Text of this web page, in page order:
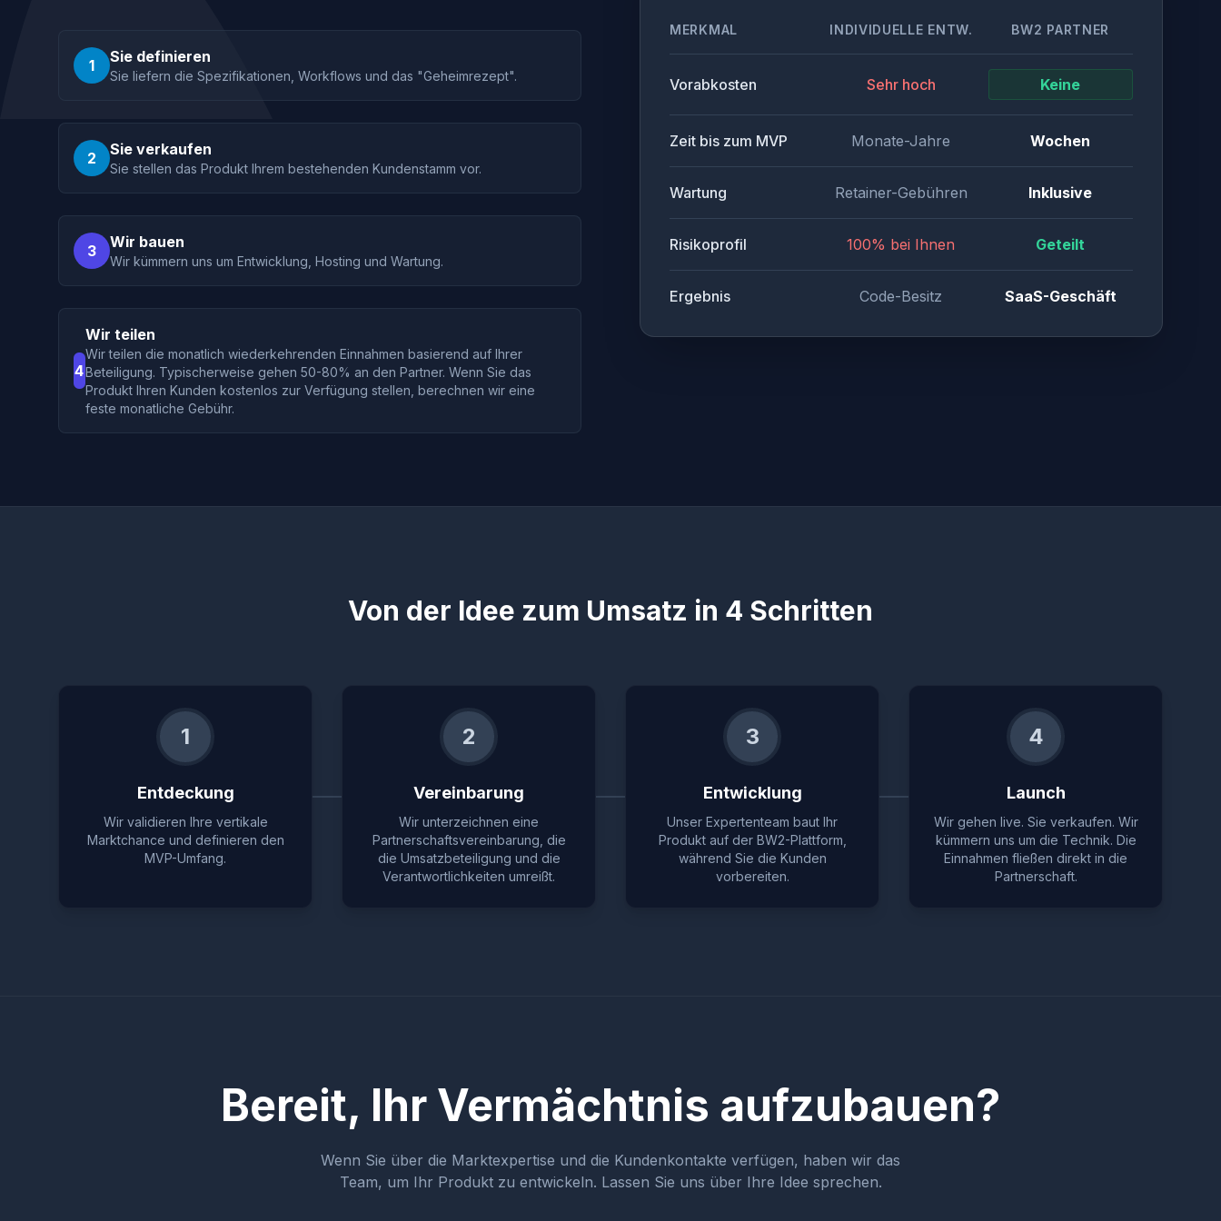
1 Sie definieren
Sie liefern die Spezifikationen, Workflows und das "Geheimrezept".
2 Sie verkaufen
Sie stellen das Produkt Ihrem bestehenden Kundenstamm vor.
3 Wir bauen
Wir kümmern uns um Entwicklung, Hosting und Wartung.
4
Wir teilen
Wir teilen die monatlich wiederkehrenden Einnahmen basierend auf Ihrer
Beteiligung. Typischerweise gehen 50-80% an den Partner. Wenn Sie das
Produkt Ihren Kunden kostenlos zur Verfügung stellen, berechnen wir eine
feste monatliche Gebühr.
MERKMAL INDIVIDUELLE ENTW. BW2 PARTNER
Vorabkosten Sehr hoch Keine
Zeit bis zum MVP Monate-Jahre Wochen
Wartung Retainer-Gebühren Inklusive
Risikoprofil 100% bei Ihnen Geteilt
Ergebnis Code-Besitz SaaS-Geschäft
Von der Idee zum Umsatz in 4 Schritten
1
Entdeckung
Wir validieren Ihre vertikale
Marktchance und definieren den
MVP-Umfang.
2
Vereinbarung
Wir unterzeichnen eine
Partnerschaftsvereinbarung, die
die Umsatzbeteiligung und die
Verantwortlichkeiten umreißt.
3
Entwicklung
Unser Expertenteam baut Ihr
Produkt auf der BW2-Plattform,
während Sie die Kunden
vorbereiten.
4
Launch
Wir gehen live. Sie verkaufen. Wir
kümmern uns um die Technik. Die
Einnahmen fließen direkt in die
Partnerschaft.
Bereit, Ihr Vermächtnis aufzubauen?
Wenn Sie über die Marktexpertise und die Kundenkontakte verfügen, haben wir das
Team, um Ihr Produkt zu entwickeln. Lassen Sie uns über Ihre Idee sprechen.